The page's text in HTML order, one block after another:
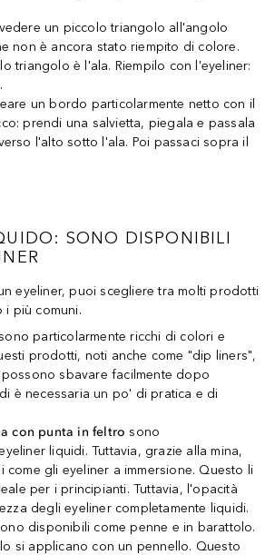
un piccolo triangolo all'angolo
non è ancora stato riempito di colore.
triangolo è l'ala. Riempilo con l'eyeliner:
un bordo particolarmente netto con il
prendi una salvietta, piegala e passala
l'alto sotto l'ala. Poi passaci sopra il
SONO DISPONIBILI
eyeliner, puoi scegliere tra molti prodotti
i più comuni.
particolarmente ricchi di colori e
prodotti, noti anche come "dip liners",
sbavare facilmente dopo
è necessaria un po' di pratica e di
con punta in feltrosono
liquidi. Tuttavia, grazie alla mina,
come gli eyeliner a immersione. Questo li
per i principianti. Tuttavia, l'opacità
degli eyeliner completamente liquidi.
disponibili come penne e in barattolo.
si applicano con un pennello. Questo